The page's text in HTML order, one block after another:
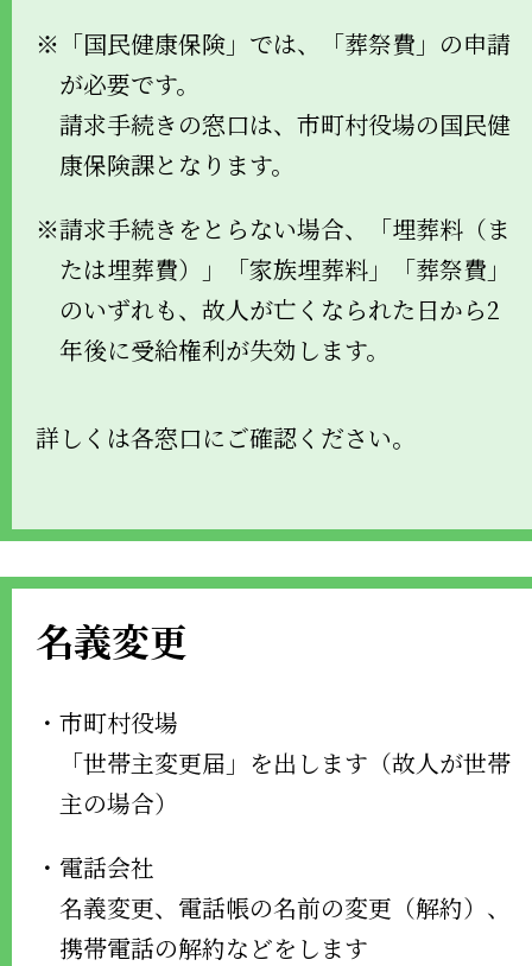
※「国民健康保険」では、「葬祭費」の申請
が必要です。
請求手続きの窓口は、市町村役場の国民健
康保険課となります。
※請求手続きをとらない場合、「埋葬料（ま
たは埋葬費）」「家族埋葬料」「葬祭費」
のいずれも、故人が亡くなられた日から2
年後に受給権利が失効します。
詳しくは各窓口にご確認ください。
名義変更
・市町村役場
「世帯主変更届」を出します（故人が世帯
主の場合）
・電話会社
名義変更、電話帳の名前の変更（解約）、
携帯電話の解約などをします